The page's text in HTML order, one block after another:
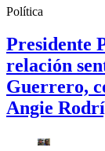
Política
Presidente
relación
Guerrero,
Angie